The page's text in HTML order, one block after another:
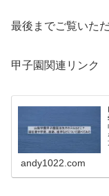
最後までご覧いた
甲子園関連リンク
andy1022.com